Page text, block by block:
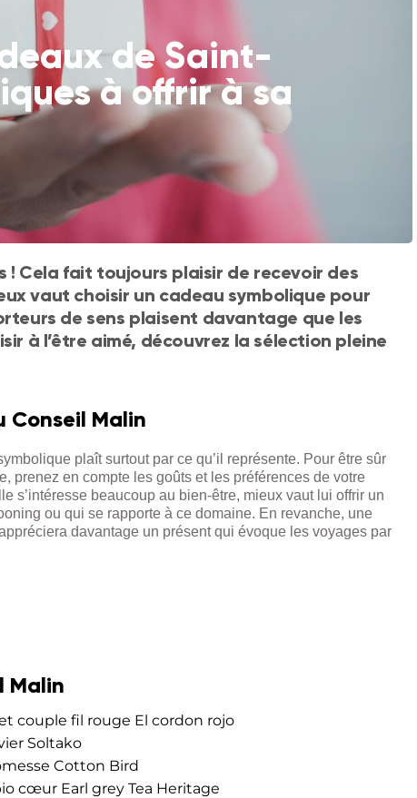
de Saint-
à offrir à sa
! Cela fait toujours plaisir de recevoir des
vaut choisir un cadeau symbolique pour
de sens plaisent davantage que les
à l’être aimé, découvrez la sélection pleine
Conseil Malin
plaît surtout par ce qu’il représente. Pour être sûr
prenez en compte les goûts et les préférences de votre
s’intéresse beaucoup au bien-être, mieux vaut lui offrir un
ou qui se rapporte à ce domaine. En revanche, une
davantage un présent qui évoque les voyages par
Malin
couple fil rouge El cordon rojo
Soltako
Cotton Bird
cœur Earl grey Tea Heritage